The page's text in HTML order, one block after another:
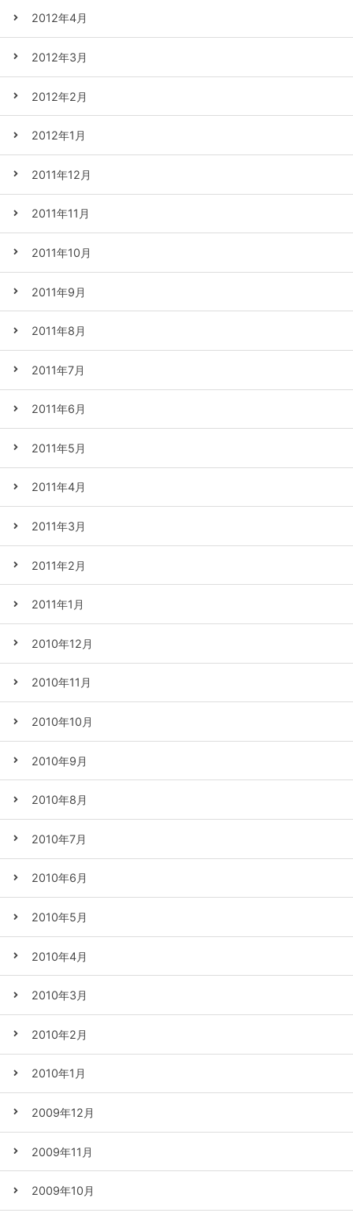
2012年4月
2012年3月
2012年2月
2012年1月
2011年12月
2011年11月
2011年10月
2011年9月
2011年8月
2011年7月
2011年6月
2011年5月
2011年4月
2011年3月
2011年2月
2011年1月
2010年12月
2010年11月
2010年10月
2010年9月
2010年8月
2010年7月
2010年6月
2010年5月
2010年4月
2010年3月
2010年2月
2010年1月
2009年12月
2009年11月
2009年10月